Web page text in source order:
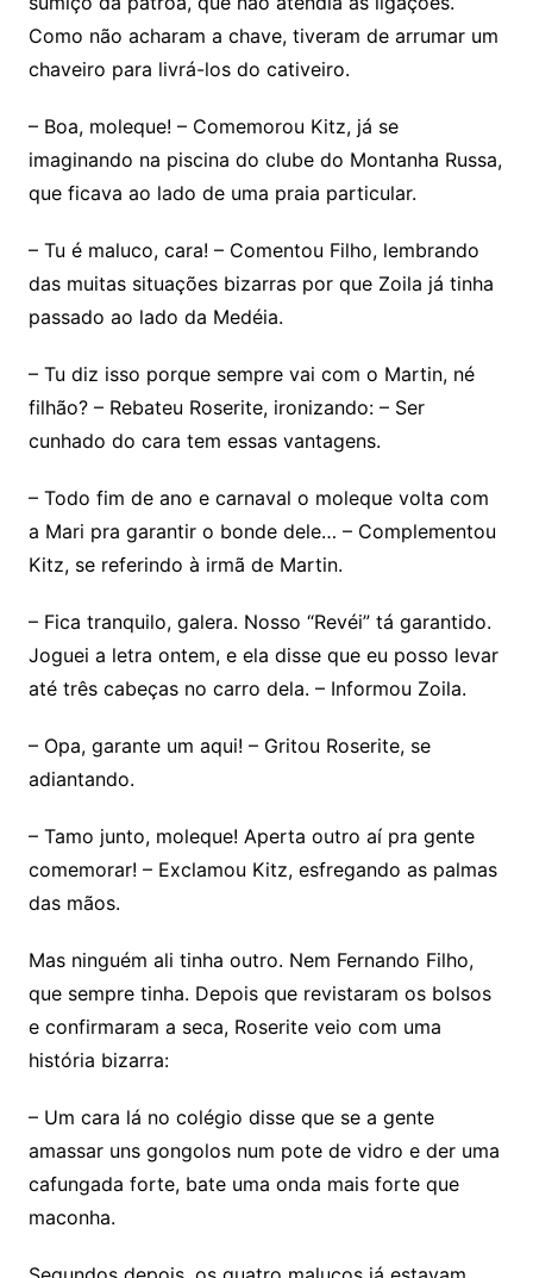
Como não acharam a chave, tiveram de arrumar um
chaveiro para livrá-los do cativeiro.
– Boa, moleque! – Comemorou Kitz, já se
imaginando na piscina do clube do Montanha Russa,
que ficava ao lado de uma praia particular.
– Tu é maluco, cara! – Comentou Filho, lembrando
das muitas situações bizarras por que Zoila já tinha
passado ao lado da Medéia.
– Tu diz isso porque sempre vai com o Martin, né
filhão? – Rebateu Roserite, ironizando: – Ser
cunhado do cara tem essas vantagens.
– Todo fim de ano e carnaval o moleque volta com
a Mari pra garantir o bonde dele… – Complementou
Kitz, se referindo à irmã de Martin.
– Fica tranquilo, galera. Nosso “Revéi” tá garantido.
Joguei a letra ontem, e ela disse que eu posso levar
até três cabeças no carro dela. – Informou Zoila.
– Opa, garante um aqui! – Gritou Roserite, se
adiantando.
– Tamo junto, moleque! Aperta outro aí pra gente
comemorar! – Exclamou Kitz, esfregando as palmas
das mãos.
Mas ninguém ali tinha outro. Nem Fernando Filho,
que sempre tinha. Depois que revistaram os bolsos
e confirmaram a seca, Roserite veio com uma
história bizarra:
– Um cara lá no colégio disse que se a gente
amassar uns gongolos num pote de vidro e der uma
cafungada forte, bate uma onda mais forte que
maconha.